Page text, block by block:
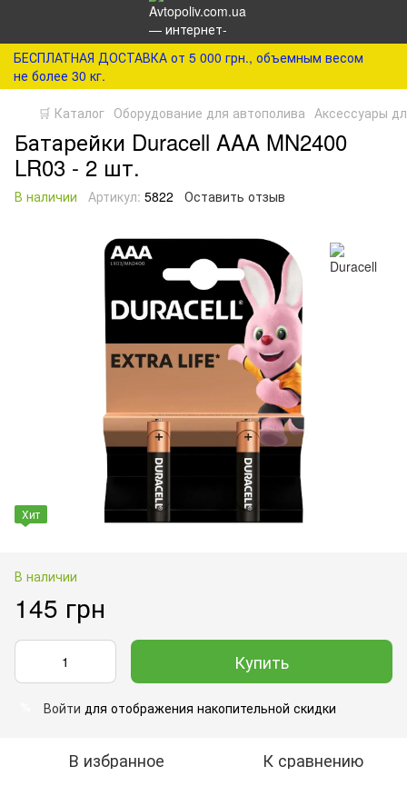
БЕСПЛАТНАЯ ДОСТАВКА от 5 000 грн., объемным весом
не более 30 кг.
🛒 Каталог Оборудование для автополива Аксессуары
Батарейки Duracell AAA MN2400
LR03 - 2 шт.
В наличии Артикул: 5822 Оставить отзыв
Хит
В наличии
145 грн
Купить
Войти для отображения накопительной скидки
В избранное К сравнению